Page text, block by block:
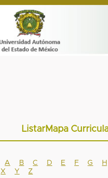
ListarMapa
A B C D E F G H
X Y Z